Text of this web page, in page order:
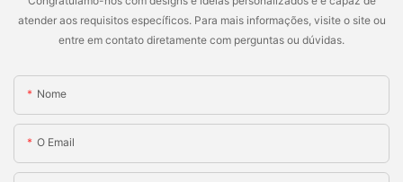
atender aos requisitos específicos. Para mais informações, visite o site ou
entre em contato diretamente com perguntas ou dúvidas.
Nome
O Email